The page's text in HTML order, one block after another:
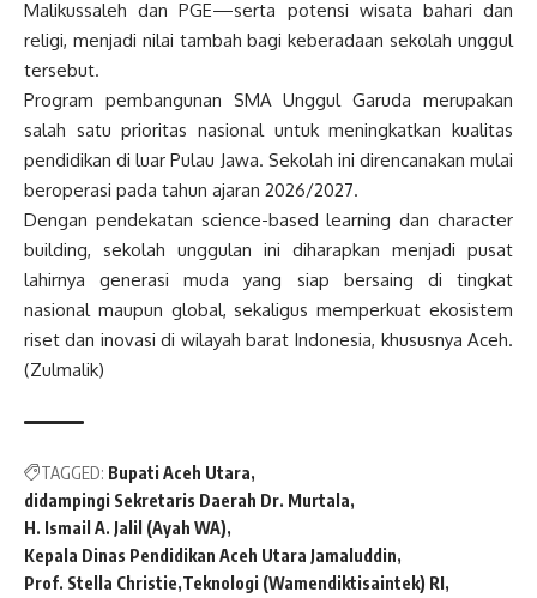
Malikussaleh dan PGE—serta potensi wisata bahari dan
religi, menjadi nilai tambah bagi keberadaan sekolah unggul
tersebut.
Program pembangunan SMA Unggul Garuda merupakan
salah satu prioritas nasional untuk meningkatkan kualitas
pendidikan di luar Pulau Jawa. Sekolah ini direncanakan mulai
beroperasi pada tahun ajaran 2026/2027.
Dengan pendekatan science-based learning dan character
building, sekolah unggulan ini diharapkan menjadi pusat
lahirnya generasi muda yang siap bersaing di tingkat
nasional maupun global, sekaligus memperkuat ekosistem
riset dan inovasi di wilayah barat Indonesia, khususnya Aceh.
(Zulmalik)
TAGGED: Bupati Aceh Utara
didampingi Sekretaris Daerah Dr. Murtala
H. Ismail A. Jalil (Ayah WA)
Kepala Dinas Pendidikan Aceh Utara Jamaluddin
Prof. Stella Christie Teknologi (Wamendiktisaintek) RI